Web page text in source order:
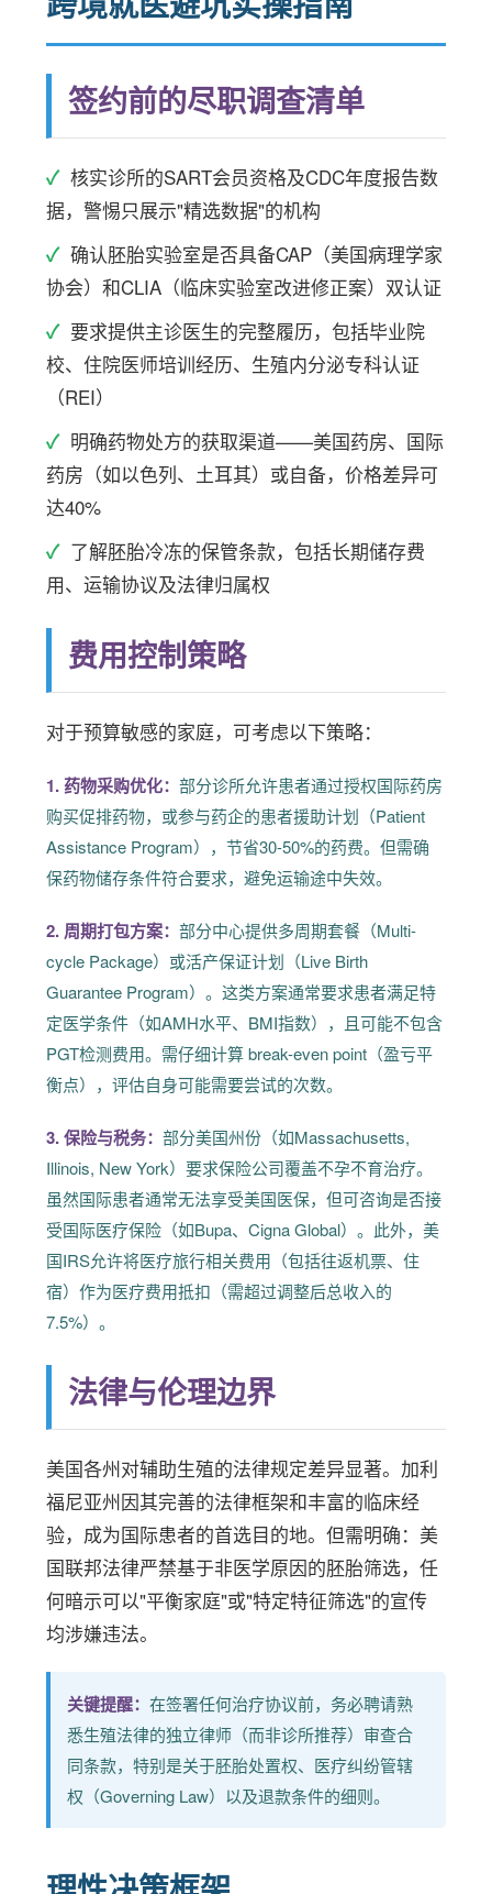
签约前的尽职调查清单
核实诊所的SART会员资格及CDC年度报告数
据，警惕只展示"精选数据"的机构
确认胚胎实验室是否具备CAP（美国病理学家
协会）和CLIA（临床实验室改进修正案）双认证
要求提供主诊医生的完整履历，包括毕业院
校、住院医师培训经历、生殖内分泌专科认证
（REI）
明确药物处方的获取渠道——美国药房、国际
药房（如以色列、土耳其）或自备，价格差异可
达40%
了解胚胎冷冻的保管条款，包括长期储存费
用、运输协议及法律归属权
费用控制策略
对于预算敏感的家庭，可考虑以下策略：
1. 药物采购优化：部分诊所允许患者通过授权国际药房
购买促排药物，或参与药企的患者援助计划（Patient
Assistance Program），节省30-50%的药费。但需确
保药物储存条件符合要求，避免运输途中失效。
2. 周期打包方案：部分中心提供多周期套餐（Multi-
cycle Package）或活产保证计划（Live Birth
Guarantee Program）。这类方案通常要求患者满足特
定医学条件（如AMH水平、BMI指数），且可能不包含
PGT检测费用。需仔细计算 break-even point（盈亏平
衡点），评估自身可能需要尝试的次数。
3. 保险与税务：部分美国州份（如Massachusetts,
Illinois, New York）要求保险公司覆盖不孕不育治疗。
虽然国际患者通常无法享受美国医保，但可咨询是否接
受国际医疗保险（如Bupa、Cigna Global）。此外，美
国IRS允许将医疗旅行相关费用（包括往返机票、住
宿）作为医疗费用抵扣（需超过调整后总收入的
7.5%）。
法律与伦理边界
美国各州对辅助生殖的法律规定差异显著。加利
福尼亚州因其完善的法律框架和丰富的临床经
验，成为国际患者的首选目的地。但需明确：美
国联邦法律严禁基于非医学原因的胚胎筛选，任
何暗示可以"平衡家庭"或"特定特征筛选"的宣传
均涉嫌违法。
关键提醒：在签署任何治疗协议前，务必聘请熟
悉生殖法律的独立律师（而非诊所推荐）审查合
同条款，特别是关于胚胎处置权、医疗纠纷管辖
权（Governing Law）以及退款条件的细则。